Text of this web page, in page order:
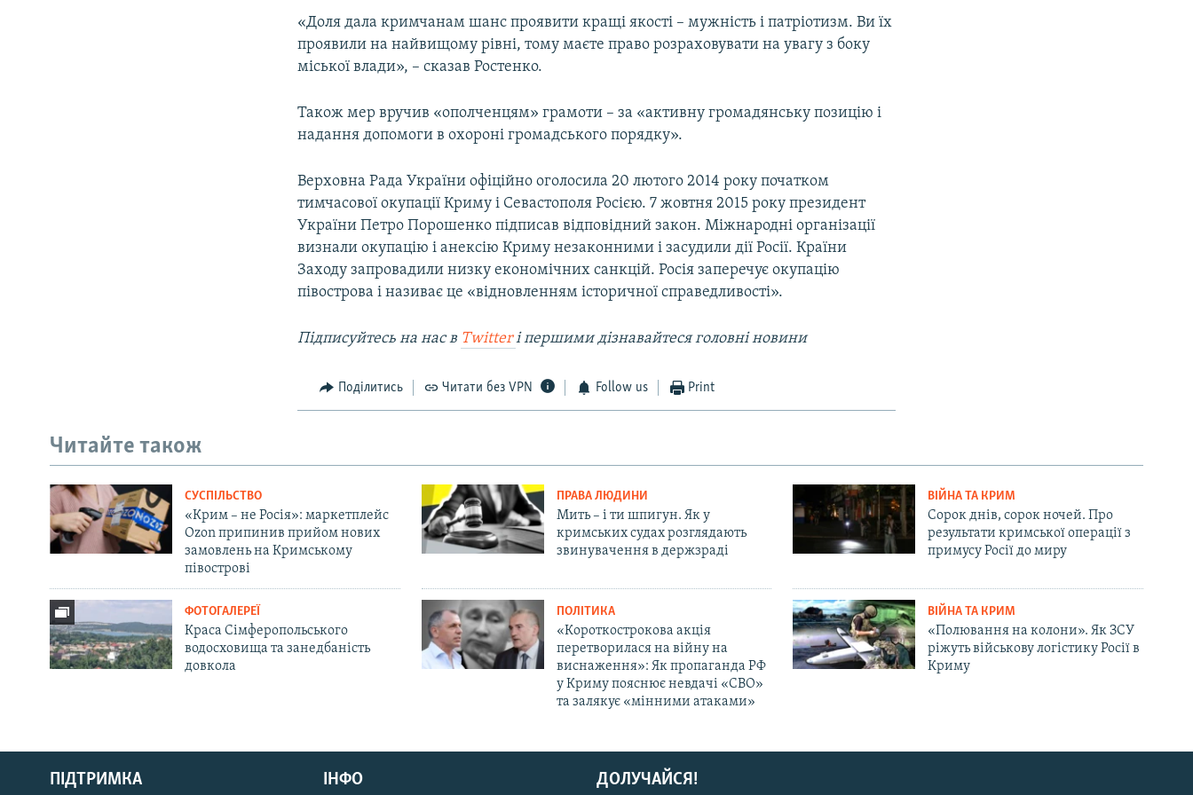
Русский
Qırımtatar
«Доля дала кримчанам шанс проявити кращі якості – мужність і патріотизм. Ви їх
проявили на найвищому рівні, тому маєте право розраховувати на увагу з боку
міської влади», – сказав Ростенко.
Також мер вручив «ополченцям» грамоти – за «активну громадянську позицію і
надання допомоги в охороні громадського порядку».
Верховна Рада України офіційно оголосила 20 лютого 2014 року початком
тимчасової окупації Криму і Севастополя Росією. 7 жовтня 2015 року президент
України Петро Порошенко підписав відповідний закон. Міжнародні організації
визнали окупацію і анексію Криму незаконними і засудили дії Росії. Країни
Заходу запровадили низку економічних санкцій. Росія заперечує окупацію
півострова і називає це «відновленням історичної справедливості».
Підписуйтесь на наc в Twitterі першими дізнавайтеся головні новини
Поділитись Читати без VPN Follow us Print
Читайте також
СУСПІЛЬСТВО
«Крим – не Росія»: маркетплейс
Ozon припинив прийом нових
замовлень на Кримському
півострові
ПРАВА ЛЮДИНИ
Мить – і ти шпигун. Як у
кримських судах розглядають
звинувачення в держзраді
ВІЙНА ТА КРИМ
Сорок днів, сорок ночей. Про
результати кримської операції з
примусу Росії до миру
ФОТОГАЛЕРЕЇ
Краса Сімферопольського
водосховища та занедбаність
довкола
ПОЛІТИКА
«Короткострокова акція
перетворилася на війну на
виснаження»: Як пропаганда РФ
у Криму пояснює невдачі «СВО»
та залякує «мінними атаками»
ВІЙНА ТА КРИМ
«Полювання на колони». Як ЗСУ
ріжуть військову логістику Росії в
Криму
ДОЛУЧАЙСЯ!
ПІДТРИМКА ІНФО